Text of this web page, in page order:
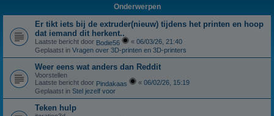
Onderwerpen
Er tikt iets bij de extruder(nieuw) tijdens het printen en hoop
dat iemand dit herkent..
Laatste bericht door Bodie56 « 06/03/26, 21:40
Geplaatst in Vragen over 3D-printen en 3D-printers
Weer eens wat anders dan Reddit
Voorstellen
Laatste bericht door Pindakaas « 06/02/26, 15:19
Geplaatst in Stel jezelf voor
Teken hulp